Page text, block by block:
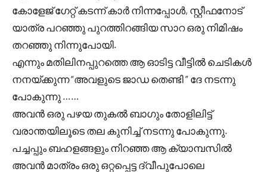
കോളേജ് ഗേറ്റ് കടന്ന് കാർ നിന്നപ്പോൾ, സ്റ്റീഫനോട്
യാത്ര പറഞ്ഞു പുറത്തിറങ്ങിയ സാറ ഒരു നിമിഷം
തറഞ്ഞു നിന്നുപോയി.
എന്നും മതിലിനപ്പുറത്തെ ആ ഓടിട്ട വീട്ടിൽ ചെടികൾ
നനയ്ക്കുന്ന “അവളുടെ ജാഡ തെണ്ടി ” ദേ നടന്നു
പോകുന്നു ……
അവൻ ഒരു പഴയ തുകൽ ബാഗും തോളിലിട്ട്
വരാന്തയിലൂടെ തല കുനിച്ച് നടന്നു പോകുന്നു.
പച്ചപ്പും ബഹളങ്ങളും നിറഞ്ഞ ആ ക്യാമ്പസിൽ
അവൻ മാത്രം ഒരു ഒറ്റപ്പെട്ട ദ്വീപുപോലെ